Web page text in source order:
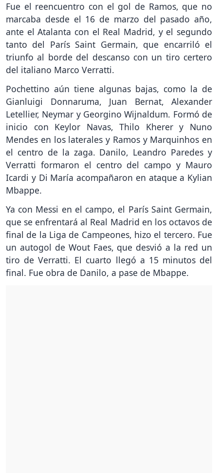
Fue el reencuentro con el gol de Ramos, que no
marcaba desde el 16 de marzo del pasado año,
ante el Atalanta con el Real Madrid, y el segundo
tanto del París Saint Germain, que encarriló el
triunfo al borde del descanso con un tiro certero
del italiano Marco Verratti.
Pochettino aún tiene algunas bajas, como la de
Gianluigi Donnaruma, Juan Bernat, Alexander
Letellier, Neymar y Georgino Wijnaldum. Formó de
inicio con Keylor Navas, Thilo Kherer y Nuno
Mendes en los laterales y Ramos y Marquinhos en
el centro de la zaga. Danilo, Leandro Paredes y
Verratti formaron el centro del campo y Mauro
Icardi y Di María acompañaron en ataque a Kylian
Mbappe.
Ya con Messi en el campo, el París Saint Germain,
que se enfrentará al Real Madrid en los octavos de
final de la Liga de Campeones, hizo el tercero. Fue
un autogol de Wout Faes, que desvió a la red un
tiro de Verratti. El cuarto llegó a 15 minutos del
final. Fue obra de Danilo, a pase de Mbappe.